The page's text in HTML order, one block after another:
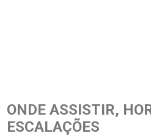
ONDE ASSISTIR,
ESCALAÇÕES